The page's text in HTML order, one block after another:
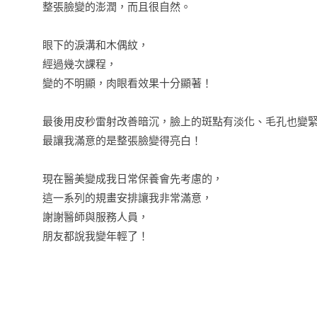
整張臉變的澎潤，而且很自然。
眼下的淚溝和木偶紋，
經過幾次課程，
變的不明顯，肉眼看效果十分顯著！
最後用皮秒雷射改善暗沉，臉上的斑點有淡化、毛孔也變
最讓我滿意的是整張臉變得亮白！
現在醫美變成我日常保養會先考慮的，
這一系列的規畫安排讓我非常滿意，
謝謝醫師與服務人員，
朋友都說我變年輕了！